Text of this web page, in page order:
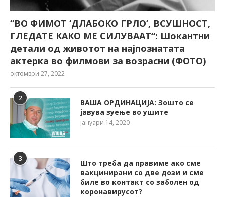
“ВО ФИМОТ ‘ДЛАБОКО ГРЛО’, ВСУШНОСТ,
ГЛЕДАТЕ КАКО МЕ СИЛУВААТ“: Шокантни
детали од животот на најпознатата
актерка во филмови за возрасни (ФОТО)
октомври 27, 2022
2
ВАША ОРДИНАЦИЈА: Зошто се
јавува зуење во ушите
јануари 14, 2020
3
Што треба да правиме ако сме
вакцинирани со две дози и сме
биле во контакт со заболен од
коронавирусот?